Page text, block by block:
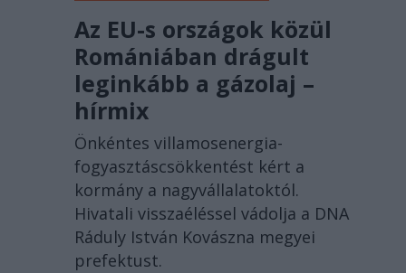
Az EU-s országok közül
Romániában drágult
leginkább a gázolaj –
hírmix
Önkéntes villamosenergia-
fogyasztáscsökkentést kért a
kormány a nagyvállalatoktól.
Hivatali visszaéléssel vádolja a DNA
Ráduly István Kovászna megyei
prefektust.